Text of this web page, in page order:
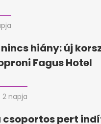
hiány: új
Fagus Hotel
2 napja
csoportos pert